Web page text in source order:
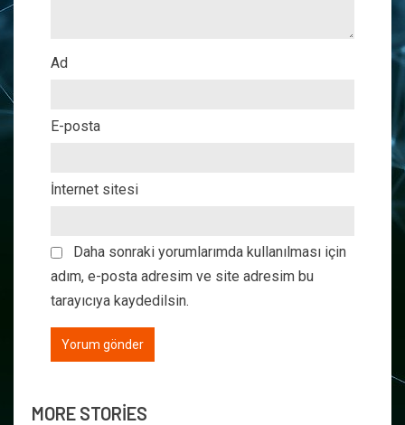
Ad
E-posta
İnternet sitesi
Daha sonraki yorumlarımda kullanılması için
adım, e-posta adresim ve site adresim bu
tarayıcıya kaydedilsin.
MORE STORIES